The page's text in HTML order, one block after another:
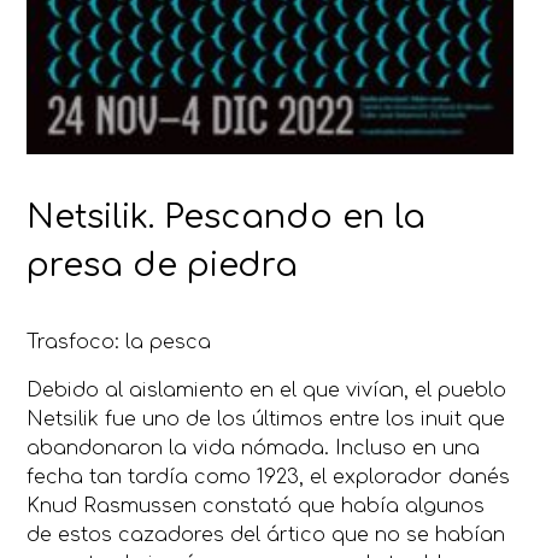
Netsilik. Pescando en la
presa de piedra
Trasfoco: la pesca
Debido al aislamiento en el que vivían, el pueblo
Netsilik fue uno de los últimos entre los inuit que
abandonaron la vida nómada. Incluso en una
fecha tan tardía como 1923, el explorador danés
Knud Rasmussen constató que había algunos
de estos cazadores del ártico que no se habían